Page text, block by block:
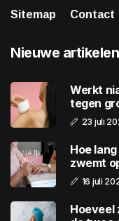
Sitemap
Contact
Nieuwe artikelen
Werkt
tegen
23 juli
Hoe
zwemt
16 juli
Hoeveel